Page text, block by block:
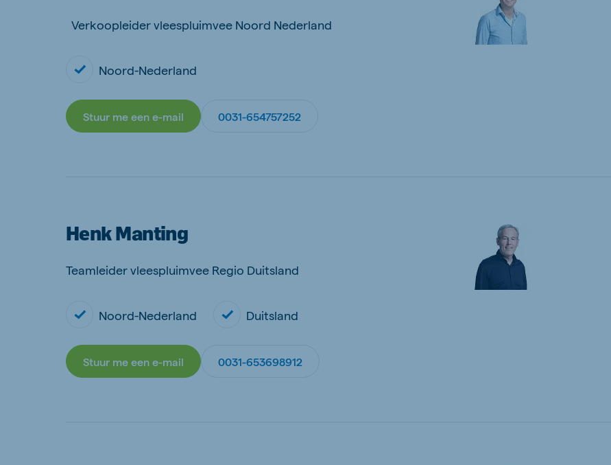
Verkoopleider vleespluimvee Noord Nederland
Noord-Nederland
Stuur me een e-mail 0031-654757252
Henk Manting
Teamleider vleespluimvee Regio Duitsland
Noord-Nederland Duitsland
Stuur me een e-mail 0031-653698912